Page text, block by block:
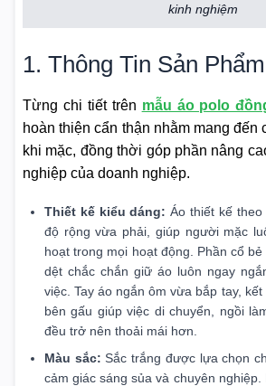
kinh nghiệm
1. Thông Tin Sản
Từng chi tiết trên mẫu áo polo
hoàn thiện cẩn thận nhằm mang đến
khi mặc, đồng thời góp phần nâng
nghiệp của doanh nghiệp.
Thiết kế kiểu dáng: Áo thiết kế
độ rộng vừa phải, giúp người mặc
hoạt trong mọi hoạt động. Phần cổ
dệt chắc chắn giữ áo luôn ngay
việc. Tay áo ngắn ôm vừa bắp tay,
bên gấu giúp việc di chuyển, ngồi
đều trở nên thoải mái hơn.
Màu sắc: Sắc trắng được lựa chọn
cảm giác sáng sủa và chuyên